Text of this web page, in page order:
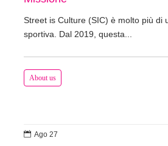
About us
Street is Culture (SIC) è molto più di
sportiva. Dal 2019, questa...
 Ago 27